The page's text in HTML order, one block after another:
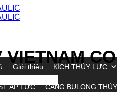
VIETNAM
Giới thiệu KÍCH THỦY LỰC
ÁP LỰC CĂNG BULONG